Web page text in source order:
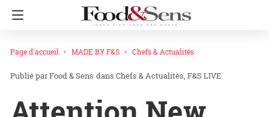
Page d'accueil MADE BY F&S Chefs & Actualités
Food & Sens dans Chefs & Actualités F&S LIVE